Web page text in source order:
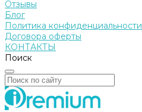
Отзывы
Блог
Политика конфиденциальности
Договора оферты
КОНТАКТЫ
Поиск